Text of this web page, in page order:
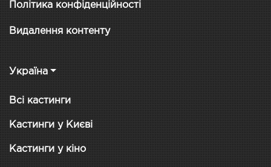
Політика конфіденційності
Видалення контенту
Україна
Всі кастинги
Кастинги у Києві
Кастинги у кіно